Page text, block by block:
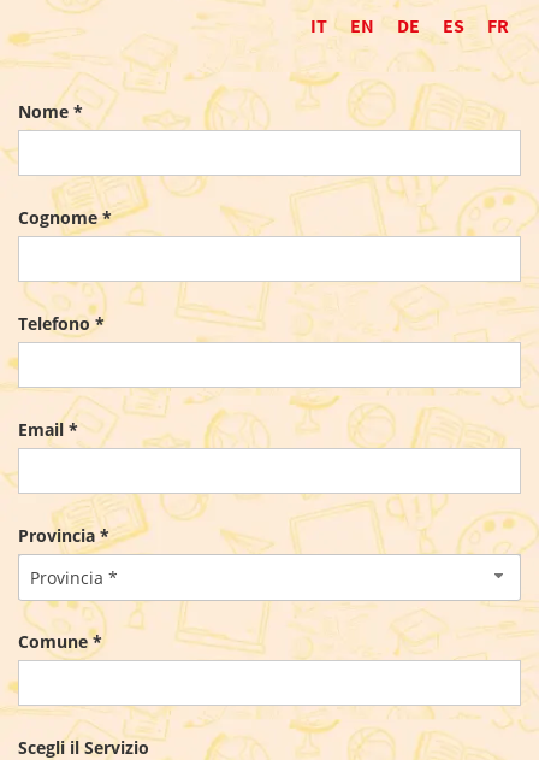
IT EN DE ES FR
Nome *
Cognome *
Telefono *
Email *
Provincia *
Provincia *
Comune *
Scegli il Servizio